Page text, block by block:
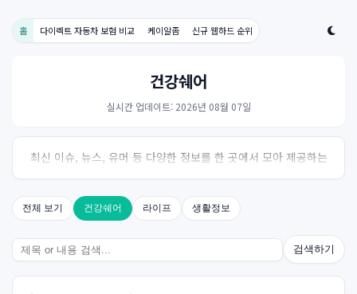
홈 다이렉트 자동차 보험 비교 케이알좀 신규 웹하드 순위
건강쉐어
실시간 업데이트: 2026년 08월 07일
최신 이슈, 뉴스, 유머 등 다양한 정보를 한 곳에서 모아 제공하는
사이트입니다. 오늘의 핫이슈를 한눈에 살펴보세요.
전체 보기 건강쉐어 라이프 생활정보
검색하기